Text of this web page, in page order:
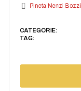
Pineta Nenzi Bozzi
CATEGORIE:
TAG: